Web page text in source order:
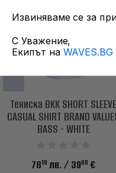
Тениска BKK SHORT SLEEVE
CASUAL SHIRT BRAND
BASS - WHITE
7819 лв. / 3998 €
Извиняваме се за
С Уважение,
Екипът на WAVES.BG